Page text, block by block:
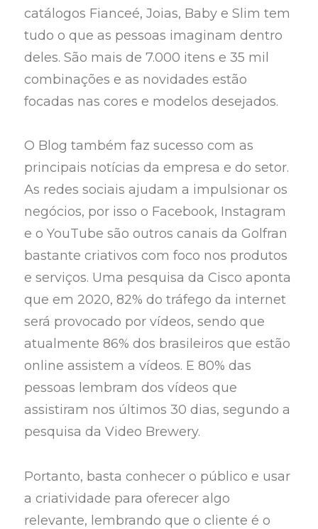
catálogos Fianceé, Joias, Baby e Slim tem
tudo o que as pessoas imaginam dentro
deles. São mais de 7.000 itens e 35 mil
combinações e as novidades estão
focadas nas cores e modelos desejados.
O Blog também faz sucesso com as
principais notícias da empresa e do setor.
As redes sociais ajudam a impulsionar os
negócios, por isso o Facebook, Instagram
e o YouTube são outros canais da Golfran
bastante criativos com foco nos produtos
e serviços. Uma pesquisa da Cisco aponta
que em 2020, 82% do tráfego da internet
será provocado por vídeos, sendo que
atualmente 86% dos brasileiros que estão
online assistem a vídeos. E 80% das
pessoas lembram dos vídeos que
assistiram nos últimos 30 dias, segundo a
pesquisa da Video Brewery.
Portanto, basta conhecer o público e usar
a criatividade para oferecer algo
relevante, lembrando que o cliente é o